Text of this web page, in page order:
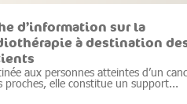
d’information sur la
à destination
aux personnes atteintes d’un
proches, elle constitue un support...